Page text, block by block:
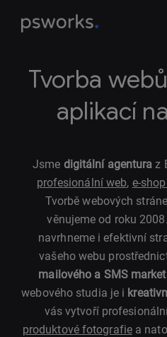
Tvorba
aplikací
Jsme digitální agentura z
profesionální web, e-
Tvorbě webových
věnujeme od roku
navrhneme i efektivní
vašeho webu
mailového a SMS
webového studia je i
vás vytvoří
produktové fotografiea